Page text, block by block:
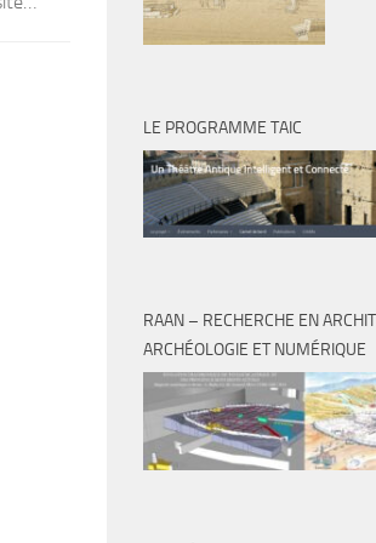
LE PROGRAMME TAIC
RAAN – RECHERCHE EN
ARCHÉOLOGIE ET NUMÉRIQUE